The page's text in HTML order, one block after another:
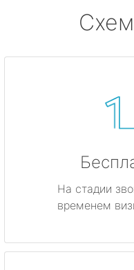
На стадии
временем